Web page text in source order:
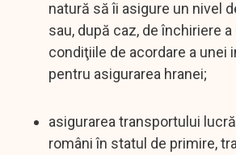
natură să îi asigure un nivel
sau, după caz, de închiriere
condiţiile de acordare a unei
pentru asigurarea hranei;
asigurarea transportului
români în statul de primire,